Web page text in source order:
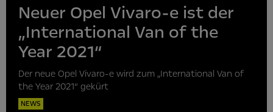
Neuer Opel Vivaro-e ist der
„International Van of the
Year 2021“
Der neue Opel Vivaro-e wird zum „International Van of
the Year 2021“ gekürt
NEWS